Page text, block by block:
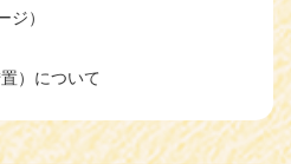
ジ）
）について